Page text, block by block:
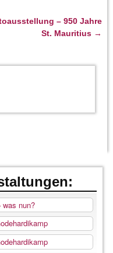
– 950 Jahre
St. Mauritius →
was nun?